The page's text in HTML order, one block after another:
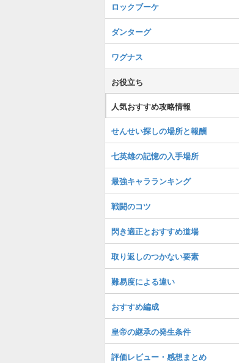
ロックブーケ
ダンターグ
ワグナス
お役立ち
人気おすすめ攻略情報
せんせい探しの場所と報酬
七英雄の記憶の入手場所
最強キャラランキング
戦闘のコツ
閃き適正とおすすめ道場
取り返しのつかない要素
難易度による違い
おすすめ編成
皇帝の継承の発生条件
評価レビュー・感想まとめ